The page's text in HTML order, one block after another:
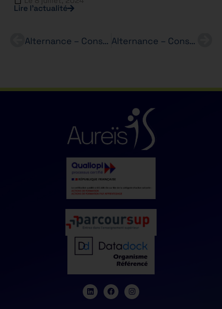
Lire l’actualité
Alternance – Conseiller(e) de Vente (H/F) – ZADIG ET VOLTAIRE – BTS MCO Alternance – Conseiller de Vente (H/F) – BTS MCO ORCHESTRA